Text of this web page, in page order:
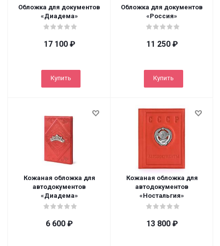
Обложка для документов
«Диадема»
17 100₽
Купить
Обложка для документов
«Россия»
11 250₽
Купить
Кожаная обложка для
автодокументов
«Диадема»
6 600 ₽
Кожаная обложка для
автодокументов
«Ностальгия»
13 800₽